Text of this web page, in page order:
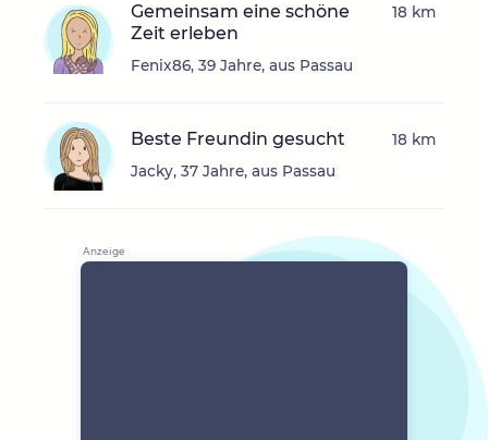
Gemeinsam eine schöne
Zeit erleben
Fenix86, 39 Jahre, aus Passau
18 km
Beste Freundin gesucht
Jacky, 37 Jahre, aus Passau
18 km